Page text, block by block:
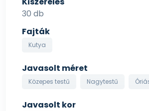
Száraz, hűvös helyen tartandó.
Összetétel:
Glicerin, búzaliszt, csirkefehérje
frukto-oligoszacharidok.
30 db
Fajták
Kutya
Javasolt méret
Közepes testű Nagytestű
Javasolt kor